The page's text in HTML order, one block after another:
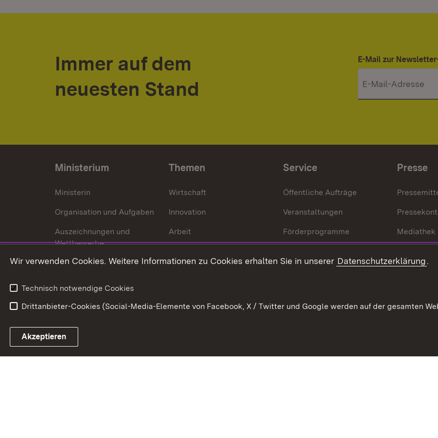
Immer auf dem
neuesten Stand
E-Mail zur
Ministerium
Ministerin
Organisation und Aufgaben
Auszeichnungen und
Wettbewerbe
Themen
Wirtschaft
Innovation
Arbeit
Service
Öffentliche Aufträge
Veranstaltungen
Förderprogramme
Presse
Mediathek
Link zum Landesportal
Wir verwenden Cookies. Weitere Informationen zu Cookies erhalten Sie in unserer Datenschutzerklärung.
Technisch notwendige Cookies
Drittanbieter-Cookies (Social-Media-Elemente von Facebook, X / Twitter und Google werden auf der gesamten
Akzeptieren